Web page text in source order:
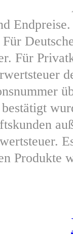
Für
Produkte